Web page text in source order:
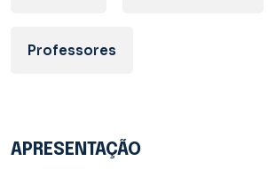
Professores
APRESENTAÇÃO